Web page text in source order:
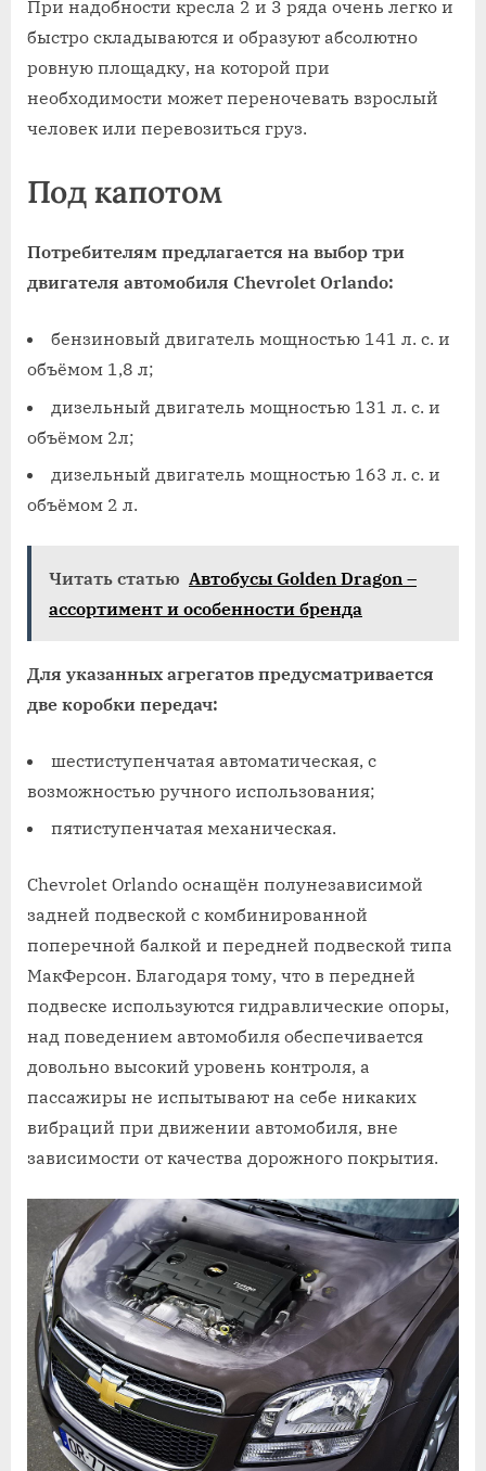
При надобности кресла 2 и 3 ряда очень легко и
быстро складываются и образуют абсолютно
ровную площадку, на которой при
необходимости может переночевать взрослый
человек или перевозиться груз.
Под капотом
Потребителям предлагается на выбор три
двигателя автомобиля Chevrolet Orlando:
бензиновый двигатель мощностью 141 л. с. и
объёмом 1,8 л;
дизельный двигатель мощностью 131 л. с. и
объёмом 2л;
дизельный двигатель мощностью 163 л. с. и
объёмом 2 л.
Читать статью Автобусы Golden Dragon –
ассортимент и особенности бренда
Для указанных агрегатов предусматривается
две коробки передач:
шестиступенчатая автоматическая, с
возможностью ручного использования;
пятиступенчатая механическая.
Chevrolet Orlando оснащён полунезависимой
задней подвеской с комбинированной
поперечной балкой и передней подвеской типа
МакФерсон. Благодаря тому, что в передней
подвеске используются гидравлические опоры,
над поведением автомобиля обеспечивается
довольно высокий уровень контроля, а
пассажиры не испытывают на себе никаких
вибраций при движении автомобиля, вне
зависимости от качества дорожного покрытия.